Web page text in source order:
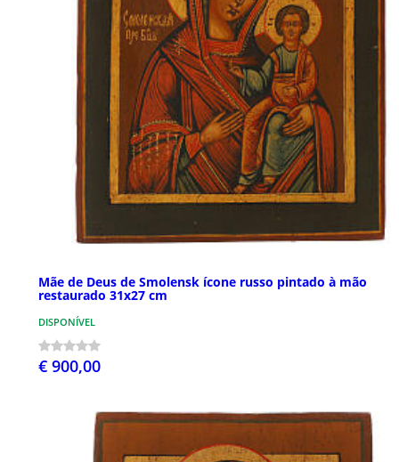
Mãe de Deus de Smolensk ícone russo pintado à mão
restaurado 31x27 cm
DISPONÍVEL
€ 900,00